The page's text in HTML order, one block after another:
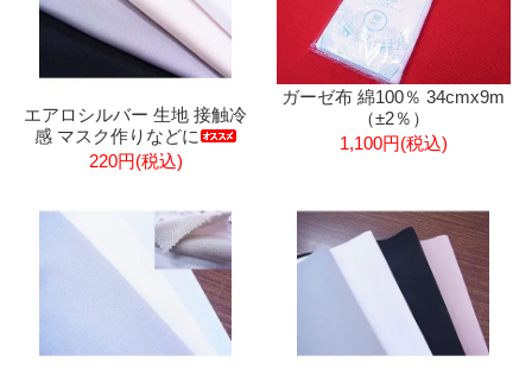
エアロシルバー 生地 接触冷
感 マスク作りなどに
220円(税込)
ガーゼ布 綿100％ 34cmx9m
（±2％）
1,100円(税込)